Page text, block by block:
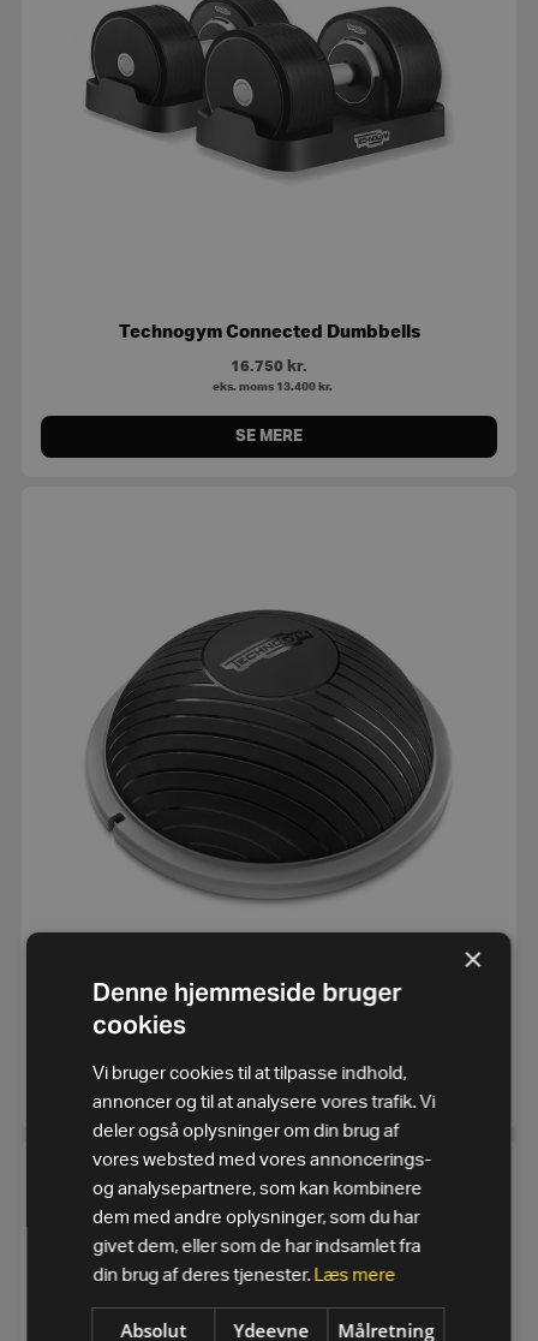
Technogym Connected Dumbbells
16.750 kr.
eks. moms 13.400 kr.
SE MERE
Balance Dome
×
Denne hjemmeside bruger
cookies
Vi bruger cookies til at tilpasse indhold,
annoncer og til at analysere vores trafik. Vi
deler også oplysninger om din brug af
vores websted med vores annoncerings-
og analysepartnere, som kan kombinere
dem med andre oplysninger, som du har
givet dem, eller som de har indsamlet fra
din brug af deres tjenester. Læs mere
Absolut
Ydeevne Målretning